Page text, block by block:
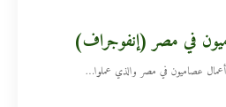
في مصر (إنفوجراف)
عصاميون في مصر والذي عملوا…